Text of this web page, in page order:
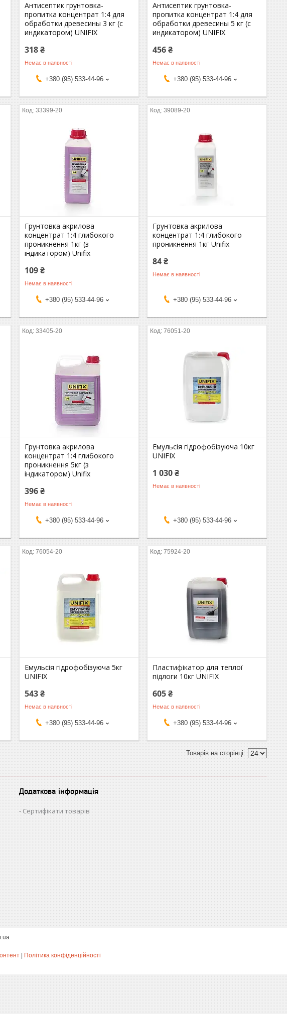
Антисептик грунтовка-
пропитка концентрат 1:4 для
обработки древесины 3 кг (с
индикатором) UNIFIX
318 ₴
Немає в наявності
+380 (95) 533-44-96
Антисептик грунтовка-
пропитка концентрат 1:4 для
обработки древесины 5 кг (с
индикатором) UNIFIX
456 ₴
Немає в наявності
+380 (95) 533-44-96
33399-20
Грунтовка акрилова
концентрат 1:4 глибокого
проникнення 1кг (з
індикатором) Unifix
109 ₴
Немає в наявності
+380 (95) 533-44-96
39089-20
Грунтовка акрилова
концентрат 1:4 глибокого
проникнення 1кг Unifix
84 ₴
Немає в наявності
+380 (95) 533-44-96
33405-20
Грунтовка акрилова
концентрат 1:4 глибокого
проникнення 5кг (з
індикатором) Unifix
396 ₴
Немає в наявності
+380 (95) 533-44-96
76051-20
Емульсія гідрофобізуюча 10кг
UNIFIX
1 030 ₴
Немає в наявності
+380 (95) 533-44-96
76054-20
Емульсія гідрофобізуюча 5кг
UNIFIX
543 ₴
Немає в наявності
+380 (95) 533-44-96
75924-20
Пластифікатор для теплої
підлоги 10кг UNIFIX
605 ₴
Немає в наявності
+380 (95) 533-44-96
Додаткова інформація
Сертифікати товарів
Політика конфіденційності